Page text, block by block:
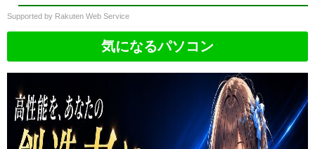
2 1 SE Ultra 耐衝撃 おしゃれ 薄型
Supported by Rakuten Web Service
気になるパソコン